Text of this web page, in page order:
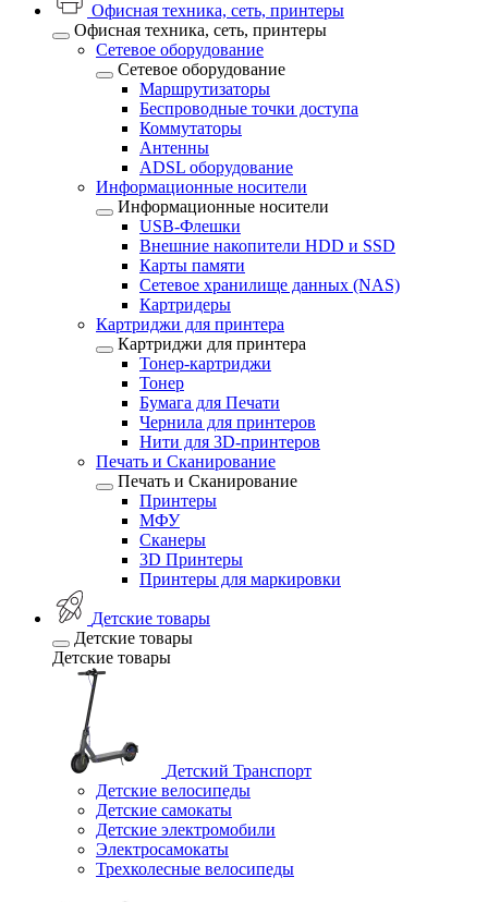
Офисная техника, cеть, принтеры
Офисная техника, cеть, принтеры
Сетевое оборудование
Сетевое оборудование
Маршрутизаторы
Беспроводные точки доступа
Коммутаторы
Антенны
ADSL оборудование
Информационные носители
Информационные носители
USB-Флешки
Внешние накопители HDD и SSD
Карты памяти
Сетевое хранилище данных (NAS)
Картридеры
Картриджи для принтера
Картриджи для принтера
Тонер-картриджи
Тонер
Бумага для Печати
Чернила для принтеров
Нити для 3D-принтеров
Печать и Сканирование
Печать и Сканирование
Принтеры
МФУ
Сканеры
3D Принтеры
Принтеры для маркировки
Детские товары
Детские товары
Детские товары
Детский Транспорт
Детские велосипеды
Детские самокаты
Детские электромобили
Электросамокаты
Трехколесные велосипеды